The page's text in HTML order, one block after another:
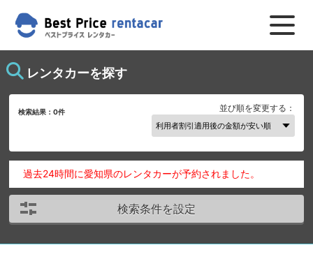
レンタカーを探す
検索結果：0件 並び順を変更する：
過去24時間に愛知県のレンタカーが予約されました。
検索条件を設定